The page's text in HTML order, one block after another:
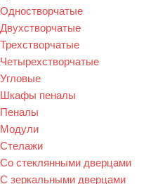
Одностворчатые
Двухстворчатые
Трехстворчатые
Четырехстворчатые
Угловые
Шкафы пеналы
Пеналы
Модули
Стелажи
Со стеклянными дверцами
С зеркальными дверцами